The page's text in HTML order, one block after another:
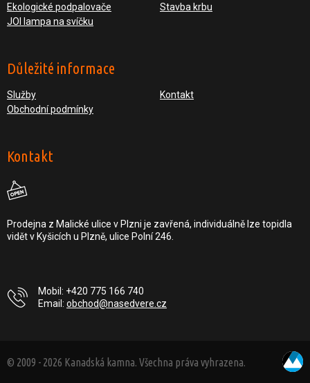
Ekologické podpalovače
JOI lampa na svíčku
Stavba krbu
Důležité informace
Služby
Obchodní podmínky
Kontakt
Kontakt
Prodejna z Malické ulice v Plzni je zavřená, individuálně lze topidla
vidět v Kyšicích u Plzně, ulice Polní 246.
Mobil: +420 775 166 740
Email: obchod@nasedvere.cz
© 2009 - 2026 Kanadská kamna. Všechna práva vyhrazena.